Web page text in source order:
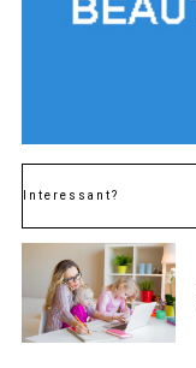
Interessant?